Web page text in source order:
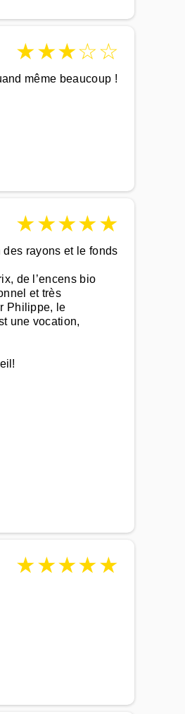
★★★☆☆
même beaucoup !
★★★★★
rayons et le fonds
de l’encens bio
et très
Philippe, le
une vocation,
★★★★★